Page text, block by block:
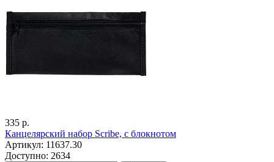
335 р.
Канцелярский набор Scribe, с блокнотом
Артикул: 11637.30
Доступно: 2634